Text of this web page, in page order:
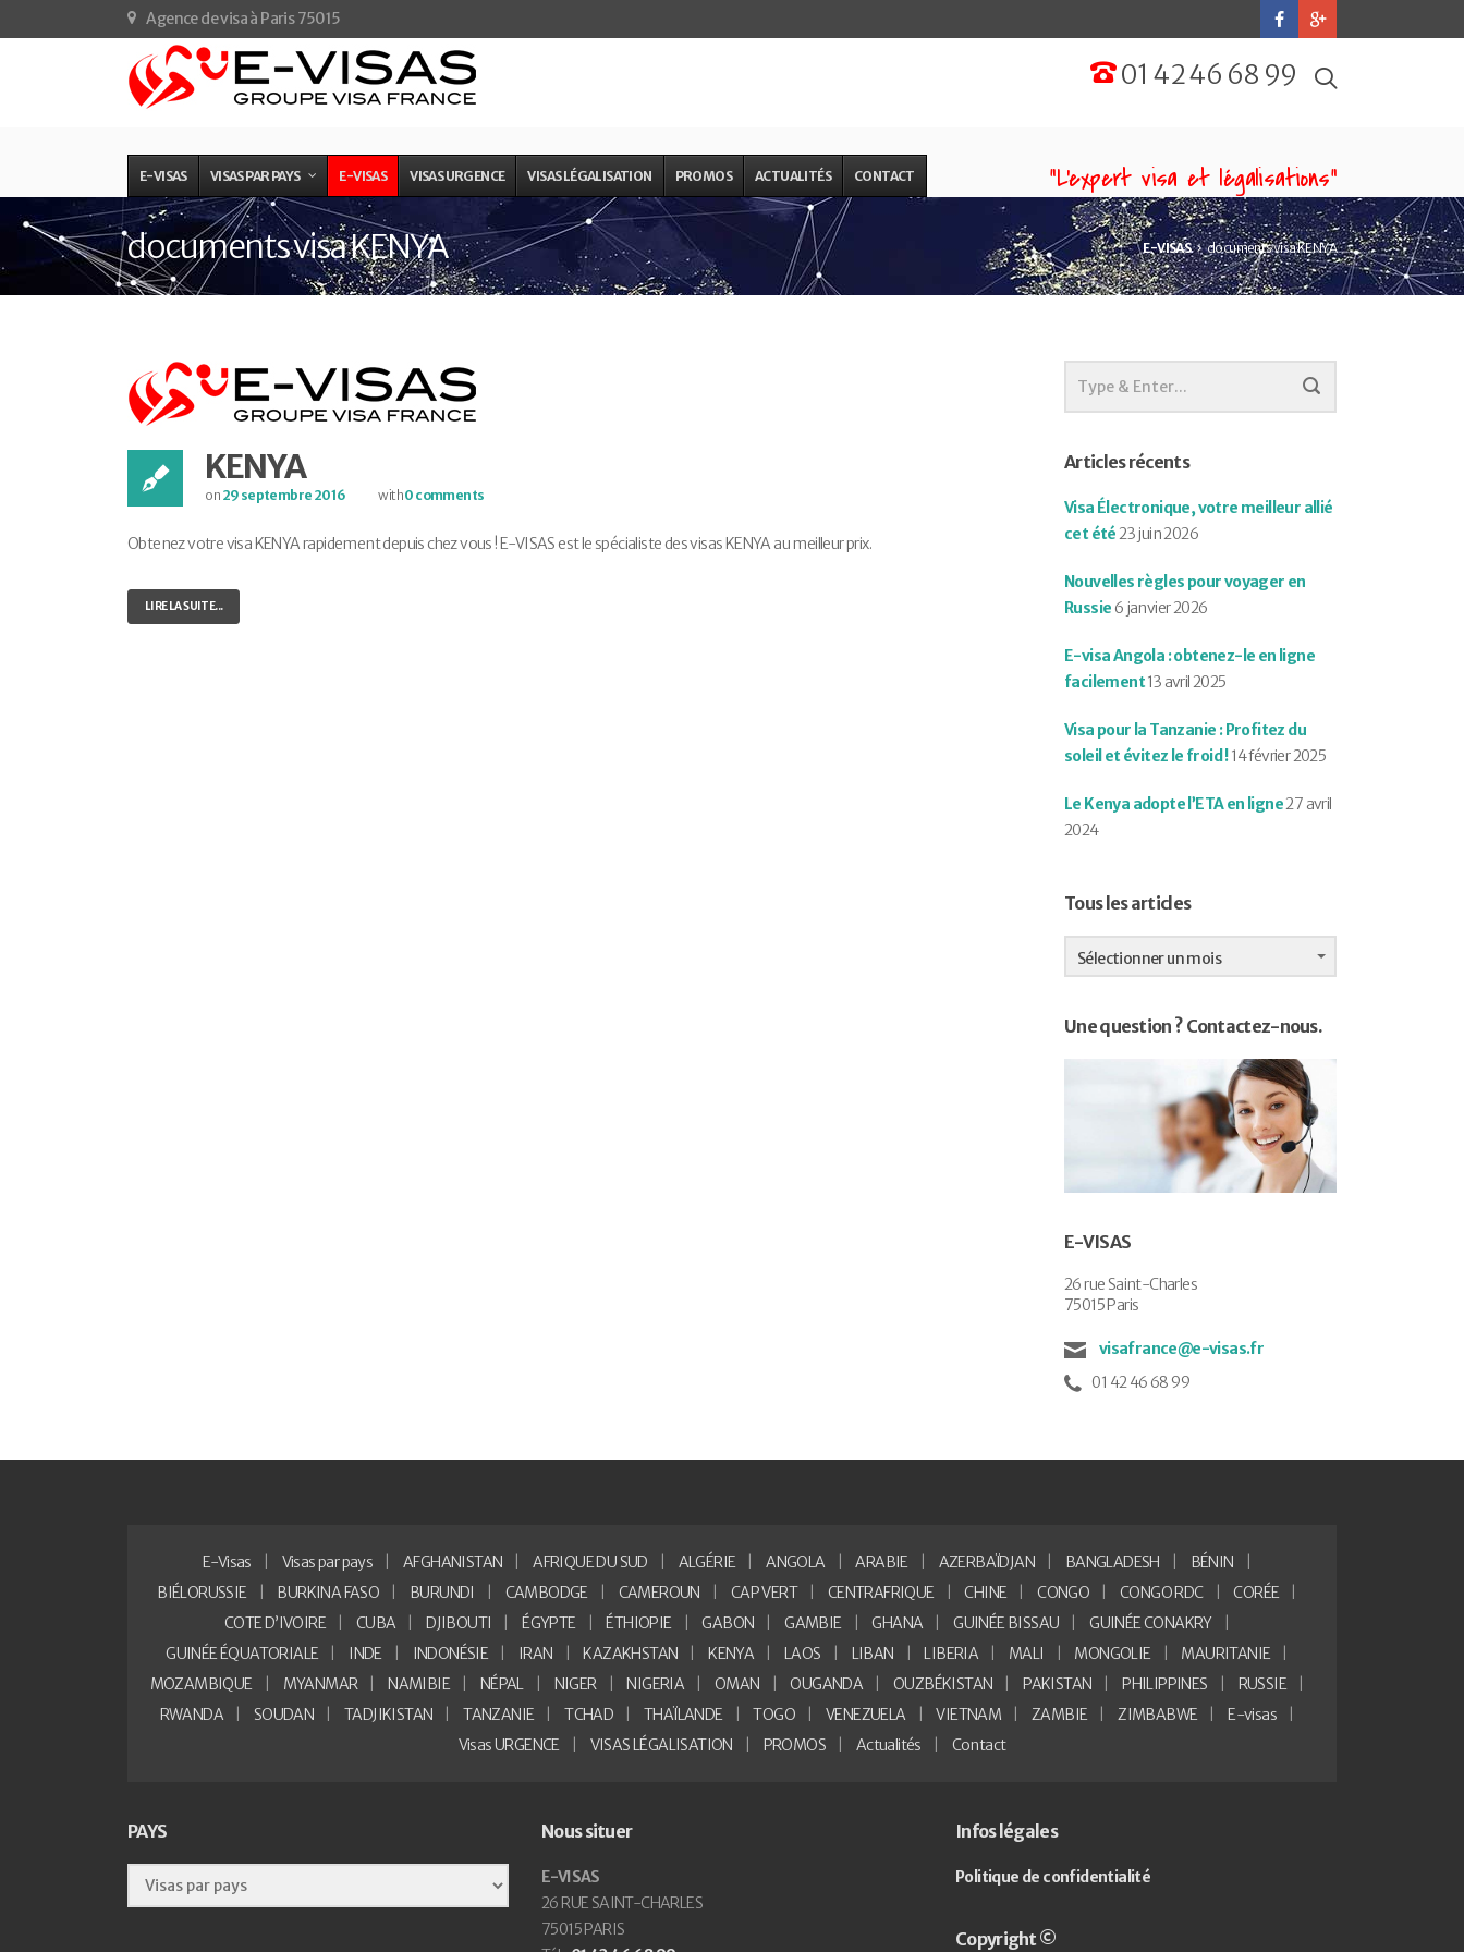
Agence de visa à Paris 75015
01 42 46 68 99
E-VISAS VISAS PAR PAYS E-VISAS VISAS URGENCE VISAS LÉGALISATION PROMOS ACTUALITÉS CONTACT “L'expert visa et légalisations”
documents visa KENYA E-VISAS documents visa KENYA
KENYA
on 29 septembre 2016 with0 comments
Obtenez votre visa KENYA rapidement depuis chez vous ! E-VISAS est le spécialiste des visas KENYA au meilleur prix.
LIRE LA SUITE...
Articles récents
Visa Électronique, votre meilleur allié
cet été23 juin 2026
Nouvelles règles pour voyager en
Russie 6 janvier 2026
E-visa Angola : obtenez-le en ligne
facilement13 avril 2025
Visa pour la Tanzanie : Profitez du
soleil et évitez le froid !14 février 2025
Le Kenya adopte l’ETA en ligne27 avril
2024
Tous les articles
Tous
les
articles
Sélectionner un mois
Une question ? Contactez-nous.
E-VISAS
26 rue Saint-Charles
75015 Paris
visafrance@e-visas.fr
01 42 46 68 99
E-Visas Visas par pays AFGHANISTAN AFRIQUE DU SUD ALGÉRIE ANGOLA ARABIE AZERBAÏDJAN BANGLADESH
BÉNIN
BIÉLORUSSIE
BURKINA FASO BURUNDI CAMBODGE CAMEROUN CAP VERT CENTRAFRIQUE CHINE CONGO CONGO RDC
CORÉE
COTE D’IVOIRE
CUBA DJIBOUTI ÉGYPTE ÉTHIOPIE GABON GAMBIE GHANA GUINÉE BISSAU
GUINÉE CONAKRY
GUINÉE ÉQUATORIALE
INDE INDONÉSIE IRAN KAZAKHSTAN KENYA LAOS LIBAN LIBERIA MALI MONGOLIE
MAURITANIE
MOZAMBIQUE
MYANMAR NAMIBIE NÉPAL NIGER NIGERIA OMAN OUGANDA OUZBÉKISTAN PAKISTAN PHILIPPINES
RUSSIE
RWANDA
SOUDAN TADJIKISTAN TANZANIE TCHAD THAÏLANDE TOGO VENEZUELA VIETNAM ZAMBIE ZIMBABWE
E-visas
Visas URGENCE
VISAS LÉGALISATION PROMOS Actualités Contact
PAYS Nous situer
E-VISAS
26 RUE SAINT-CHARLES
75015 PARIS
Infos légales
Politique de confidentialité
Copyright ©